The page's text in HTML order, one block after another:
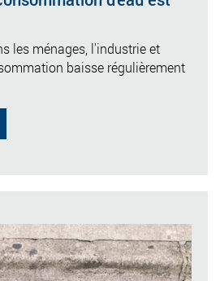
les ménages, l'industrie et
baisse régulièrement